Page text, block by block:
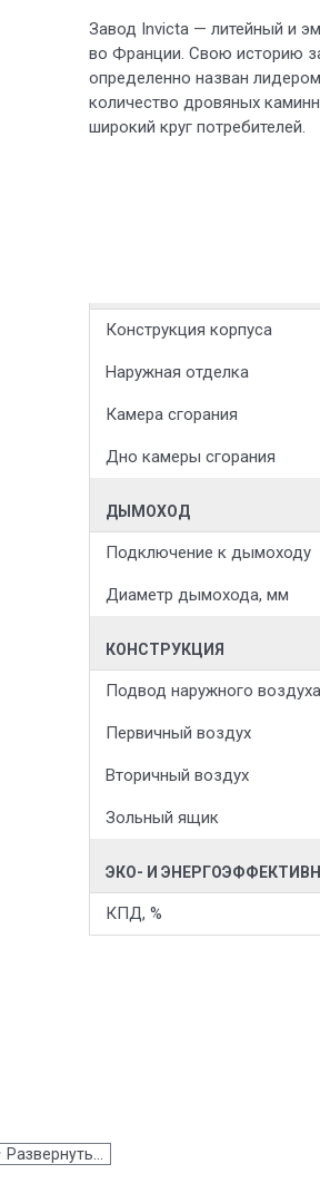
Завод Invicta — литейный и
во Франции. Свою историю
определенно назван
количество дровяных
широкий круг потребителей.
Конструкция корпуса
Наружная отделка
Камера сгорания
Дно камеры сгорания
ДЫМОХОД
Подключение к дымоходу
Диаметр дымохода, мм
КОНСТРУКЦИЯ
Подвод наружного воздуха
Первичный воздух
Вторичный воздух
Зольный ящик
ЭКО- И
КПД, %